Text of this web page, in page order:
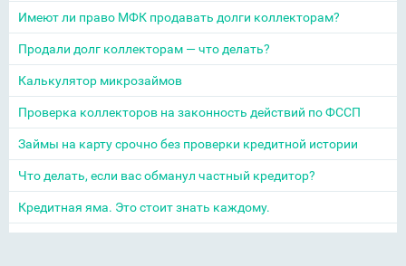
Имеют ли право МФК продавать долги коллекторам?
Продали долг коллекторам — что делать?
Калькулятор микрозаймов
Проверка коллекторов на законность действий по ФССП
Займы на карту срочно без проверки кредитной истории
Что делать, если вас обманул частный кредитор?
Кредитная яма. Это стоит знать каждому.